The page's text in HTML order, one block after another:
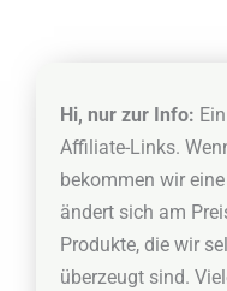
Hi, nur zur Info:
Affiliate-Links.
bekommen wir
ändert sich am
Produkte, die wir
überzeugt sind.